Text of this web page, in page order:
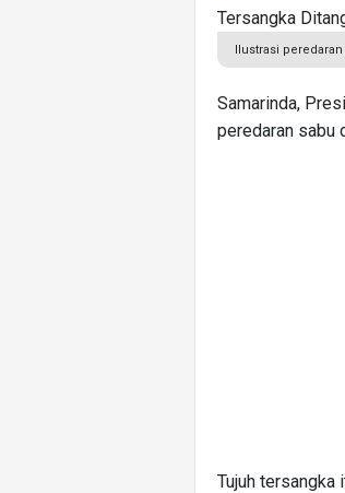
Ilustrasi
Samarinda,
peredaran sabu
Tujuh tersangka